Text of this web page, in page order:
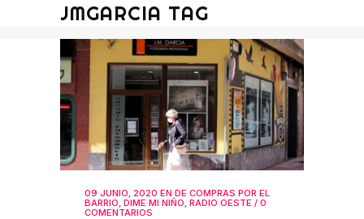
JMGARCIA TAG
09 JUNIO, 2020 EN DE COMPRAS POR EL
BARRIO DIME MI NIÑO RADIO OESTE / 0
COMENTARIOS